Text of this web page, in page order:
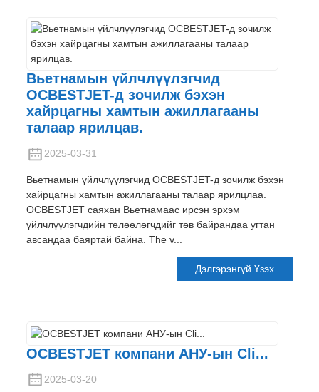
Вьетнамын үйлчлүүлэгчид
OCBESTJET-д зочилж бэхэн
хайрцагны хамтын ажиллагааны
талаар ярилцав.
2025-03-31
Вьетнамын үйлчлүүлэгчид OCBESTJET-д зочилж бэхэн
хайрцагны хамтын ажиллагааны талаар ярилцлаа.
OCBESTJET саяхан Вьетнамаас ирсэн эрхэм
үйлчлүүлэгчдийн төлөөлөгчдийг төв байрандаа угтан
авсандаа баяртай байна. The v...
Дэлгэрэнгүй Үзэх
OCBESTJET компани АНУ-ын Cli...
2025-03-20